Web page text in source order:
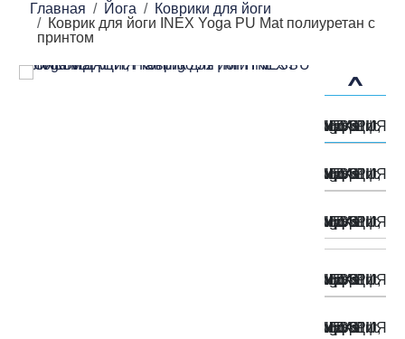
Главная Йога
Коврики для йоги
Коврик для йоги INEX Yoga PU Mat полиуретан с
принтом